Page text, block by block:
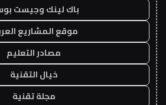
باك لينك وجيست
موقع المشاريع
مصادر التعليم
خيال التقنية
مجلة تقنية